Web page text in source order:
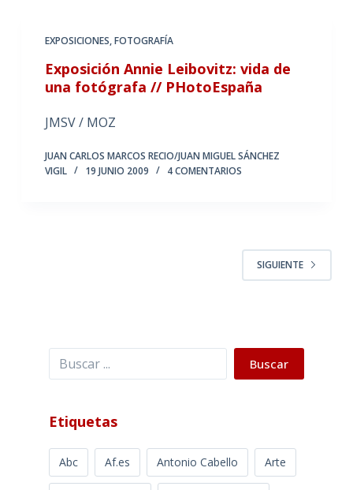
EXPOSICIONES,FOTOGRAFÍA
Exposición Annie Leibovitz: vida de
una fotógrafa // PHotoEspaña
JMSV / MOZ
JUAN CARLOS MARCOS RECIO/JUAN MIGUEL SÁNCHEZ
VIGIL
19 JUNIO 2009 4 COMENTARIOS
SIGUIENTE
Buscar Buscar
Etiquetas
Abc Af.es Antonio Cabello Arte